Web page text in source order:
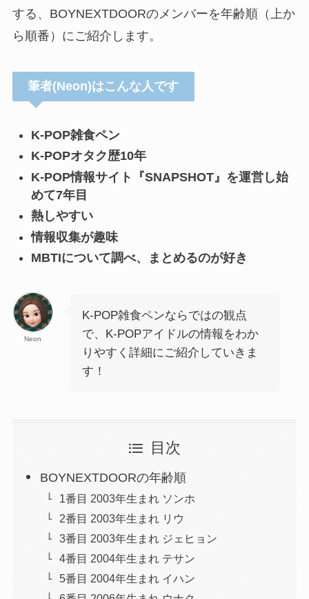
する、BOYNEXTDOORのメンバーを年齢順（上か
ら順番）にご紹介します。
筆者(Neon)はこんな人です
K-POP雑食ペン
K-POPオタク歴10年
K-POP情報サイト『SNAPSHOT』を運営し始
めて7年目
熱しやすい
情報収集が趣味
MBTIについて調べ、まとめるのが好き
Neon
K-POP雑食ペンならではの観点
で、K-POPアイドルの情報をわか
りやすく詳細にご紹介していきま
す！
目次
BOYNEXTDOORの年齢順
1番目 2003年生まれ ソンホ
2番目 2003年生まれ リウ
3番目 2003年生まれ ジェヒョン
4番目 2004年生まれ テサン
5番目 2004年生まれ イハン